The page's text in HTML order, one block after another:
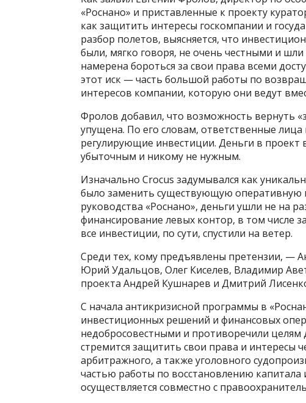
«Роснано» и приставленные к проекту
как защитить интересы госкомпании и
разбор полетов, выясняется, что
были, мягко говоря, не очень честными и
намерена бороться за свои права всеми
этот иск — часть большой работы по
интересов компании, которую они ведут
Фролов добавил, что возможность вернуть
упущена. По его словам, ответственные
регулирующие инвестиции. Деньги в проект
убыточным и никому не нужным.
Изначально Crocus задумывался как
было заменить существующую
руководства «Роснано», деньги ушли не на
финансирование левых контор, в том числе
все инвестиции, по сути, спустили на ветер.
Среди тех, кому предъявлены претензии, —
Юрий Удальцов, Олег Киселев, Владимир
проекта Андрей Кушнарев и Дмитрий
C начала антикризисной программы в
инвестиционных решений и финансовых
недобросовестными и противоречили целям
стремится защитить свои права и интересы
арбитражного, а также уголовного
частью работы по восстановлению
осуществляется совместно с